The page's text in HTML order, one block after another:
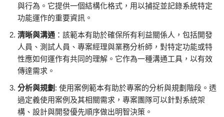
與行為。它提供一個結構化格式，用以捕捉並記錄系統特定
功能運作的重要資訊。
清晰與溝通 ：該範本有助於確保所有利益關係人，包括開發
人員、測試人員、專案經理與業務分析師，對特定功能或特
性應如何運作有共同的理解。它作為一種溝通工具，以有效
傳達需求。
分析與規劃 : 使用案例範本有助於專案的分析與規劃階段。透
過定義使用案例及其相關需求，專案團隊可以針對系統架
構、設計與開發優先順序做出明智決策。